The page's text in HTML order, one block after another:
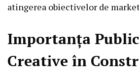
atingerea obiectivelor de
Importanța
Creative în